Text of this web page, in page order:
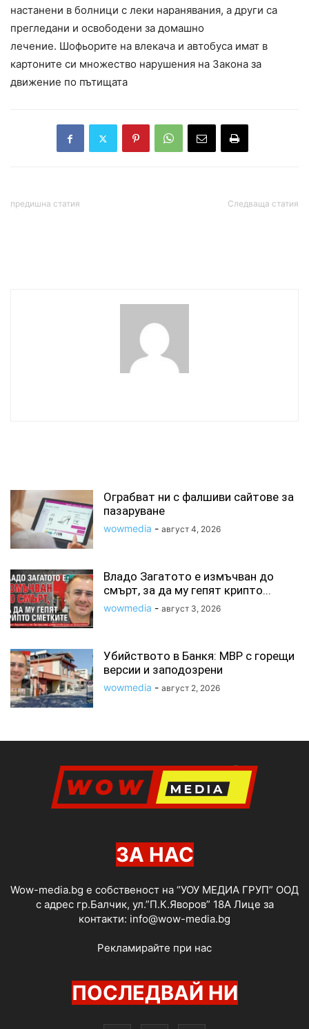
настанени в болници с леки наранявания, а други са
прегледани и освободени за домашно
лечение. Шофьорите на влекача и автобуса имат в
картоните си множество нарушения на Закона за
движение по пътищата
предишна статия Следваща статия
Ограбват ни с фалшиви сайтове за
пазаруване
wowmedia - август 4, 2026
Владо Загатото е измъчван до
смърт, за да му гепят крипто...
wowmedia - август 3, 2026
Убийството в Банкя: МВР с горещи
версии и заподозрени
wowmedia - август 2, 2026
ЗА НАС
Wow-media.bg е собственост на “УОУ МЕДИА ГРУП” ООД
с адрес гр.Балчик, ул.”П.К.Яворов” 18А Лице за
контакти: info@wow-media.bg
Рекламирайте при нас
ПОСЛЕДВАЙ НИ